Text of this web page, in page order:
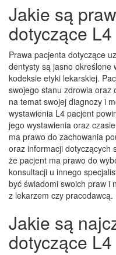
Jakie są
dotyczące
Prawa pacjenta dotyczące
dentysty są jasno określone
kodeksie etyki lekarskiej.
swojego stanu zdrowia oraz
na temat swojej diagnozy i
wystawienia L4 pacjent
jego wystawienia oraz
ma prawo do zachowania
oraz informacji dotyczących
że pacjent ma prawo do
konsultacji u innego
być świadomi swoich praw i
z lekarzem czy pracodawcą.
Jakie są
dotyczące